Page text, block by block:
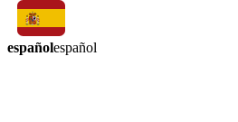
españolespañol